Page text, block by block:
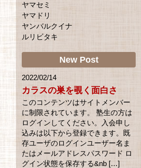
ヤマセミ
ヤマドリ
ヤンバルクイナ
ルリビタキ
New Post
2022/02/14
カラスの巣を覗く面白さ
このコンテンツはサイトメンバー
に制限されています。 塾生の方は
ログインしてください。入会申し
込みは以下から登録できます。既
存ユーザのログインユーザー名ま
たはメールアドレスパスワード ロ
グイン状態を保存する&nb […]